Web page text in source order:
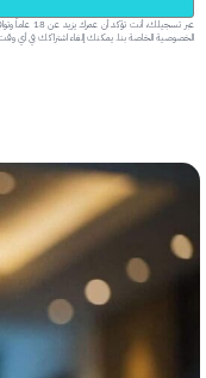
عبر تسجيلك، أنت تؤكد أن
الخاصة بنا. يمكنك إلغاء اشتراكك في أي وقت.